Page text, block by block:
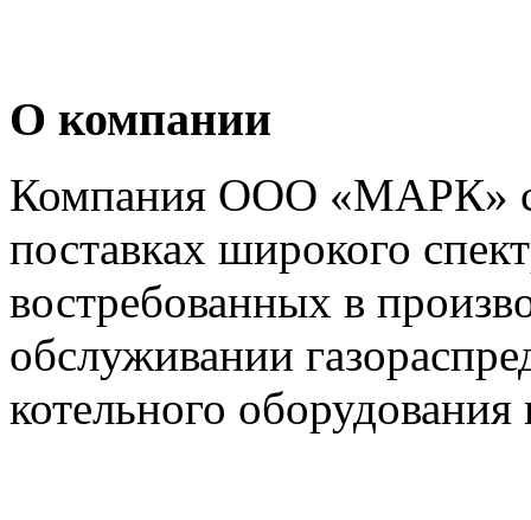
О компании
Компания ООО «МАРК» с
поставках широкого
востребованных в
обслуживании
котельного оборудования